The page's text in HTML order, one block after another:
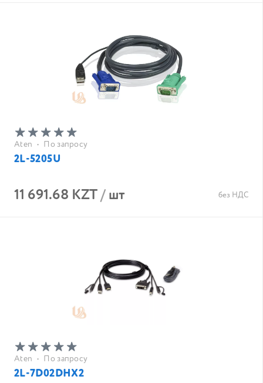
Aten • По запросу
2L-5205U
11 691.68 KZT/шт без НДС
Aten • По запросу
2L-7D02DHX2